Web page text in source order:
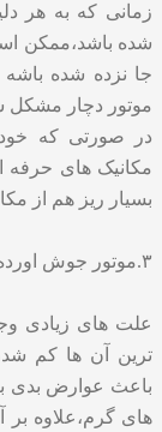
زمانی که به هر
شده باشد،ممکن
جا نزده شده
موتور دچار مشکل
در صورتی که
مکانیک های حرفه
بسیار ریز هم از
۳.موتور جوش اورده است
علت های زیادی
ترین آن ها کم
باعث عوارض بدی
های گرم،علاوه بر